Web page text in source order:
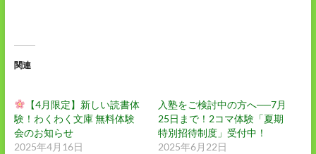
関連
【4月限定】新しい読書体
験！わくわく文庫 無料体験
会のお知らせ
2025年4月16日
入塾をご検討中の方へ──7月
25日まで！2コマ体験「夏期
特別招待制度」受付中！
2025年6月22日